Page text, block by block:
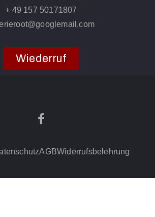
+ 49 157 50171807
Wiederruf
AGBWiderrufsbelehrung